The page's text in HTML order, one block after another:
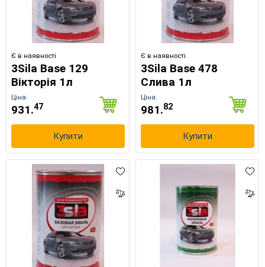
Є в наявності
3Sila Base 129
Вікторія 1л
Ціна:
931.47
Купити
Є в наявності
3Sila Base 478
Слива 1л
Ціна:
981.82
Купити